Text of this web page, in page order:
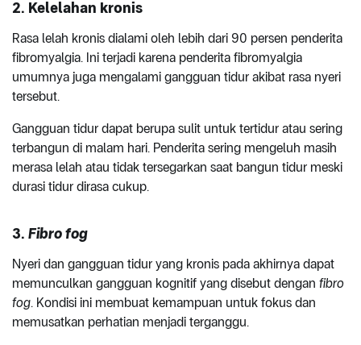
2. Kelelahan kronis
Rasa lelah kronis dialami oleh lebih dari 90 persen penderita
fibromyalgia. Ini terjadi karena penderita fibromyalgia
umumnya juga mengalami gangguan tidur akibat rasa nyeri
tersebut.
Gangguan tidur dapat berupa sulit untuk tertidur atau sering
terbangun di malam hari. Penderita sering mengeluh masih
merasa lelah atau tidak tersegarkan saat bangun tidur meski
durasi tidur dirasa cukup.
3. Fibro fog
Nyeri dan gangguan tidur yang kronis pada akhirnya dapat
memunculkan gangguan kognitif yang disebut dengan fibro
fog. Kondisi ini membuat kemampuan untuk fokus dan
memusatkan perhatian menjadi terganggu.